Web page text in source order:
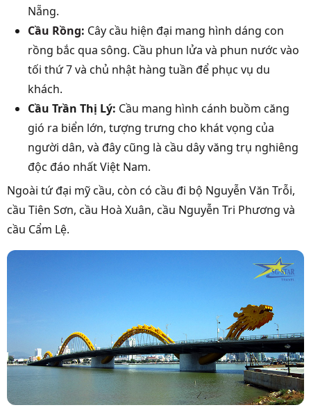
Nẵng.
Cầu Rồng: Cây cầu hiện đại mang hình dáng con
rồng bắc qua sông. Cầu phun lửa và phun nước vào
tối thứ 7 và chủ nhật hàng tuần để phục vụ du
khách.
Cầu Trần Thị Lý: Cầu mang hình cánh buồm căng
gió ra biển lớn, tượng trưng cho khát vọng của
người dân, và đây cũng là cầu dây văng trụ nghiêng
độc đáo nhất Việt Nam.
Ngoài tứ đại mỹ cầu, còn có cầu đi bộ Nguyễn Văn Trỗi,
cầu Tiên Sơn, cầu Hoà Xuân, cầu Nguyễn Tri Phương và
cầu Cẩm Lệ.